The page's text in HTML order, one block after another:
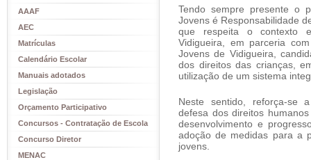
AAAF
AEC
Matrículas
Calendário Escolar
Manuais adotados
Legislação
Orçamento Participativo
Concursos - Contratação de Escola
Concurso Diretor
MENAC
Tendo sempre presente o
Jovens é Responsabilidade
que respeita o contexto
Vidigueira, em parceria
Jovens de Vidigueira,
dos direitos das crianças,
utilização de um sistema
Neste sentido, reforça-se
defesa dos direitos
desenvolvimento e
adoção de medidas para a
jovens.